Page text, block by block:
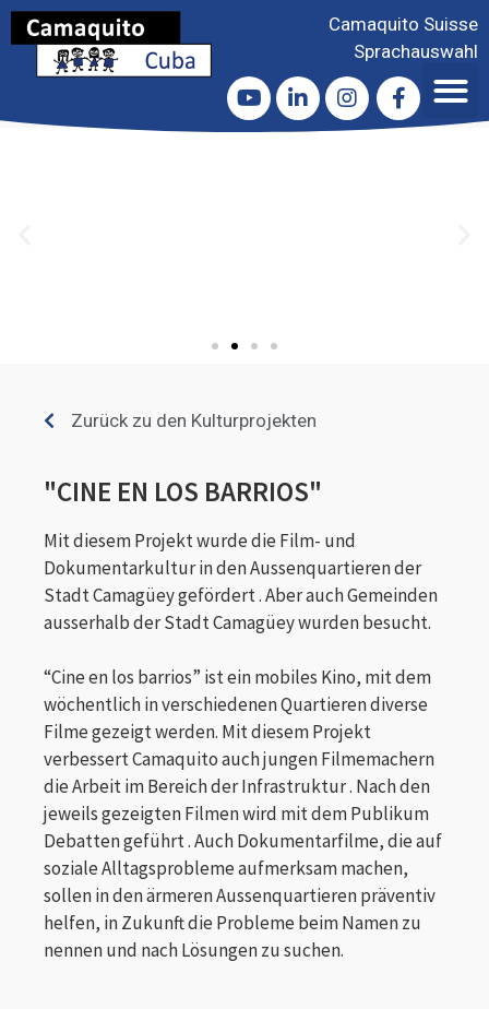
Camaquito Suisse
Sprachauswahl
Zurück zu den Kulturprojekten
"CINE EN LOS BARRIOS"
Mit diesem Projekt wurde die Film- und
Dokumentarkultur in den Aussenquartieren der
Stadt Camagüey gefördert . Aber auch Gemeinden
ausserhalb der Stadt Camagüey wurden besucht.
“Cine en los barrios” ist ein mobiles Kino, mit dem
wöchentlich in verschiedenen Quartieren diverse
Filme gezeigt werden. Mit diesem Projekt
verbessert Camaquito auch jungen Filmemachern
die Arbeit im Bereich der Infrastruktur . Nach den
jeweils gezeigten Filmen wird mit dem Publikum
Debatten geführt . Auch Dokumentarfilme, die auf
soziale Alltagsprobleme aufmerksam machen,
sollen in den ärmeren Aussenquartieren präventiv
helfen, in Zukunft die Probleme beim Namen zu
nennen und nach Lösungen zu suchen.